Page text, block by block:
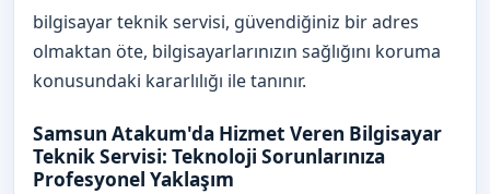
bilgisayar teknik servisi, güvendiğiniz bir adres
olmaktan öte, bilgisayarlarınızın sağlığını koruma
konusundaki kararlılığı ile tanınır.
Samsun Atakum'da Hizmet Veren Bilgisayar
Teknik Servisi: Teknoloji Sorunlarınıza
Profesyonel Yaklaşım